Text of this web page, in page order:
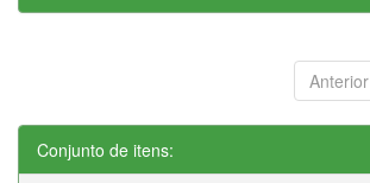
Anterior
Conjunto de itens: